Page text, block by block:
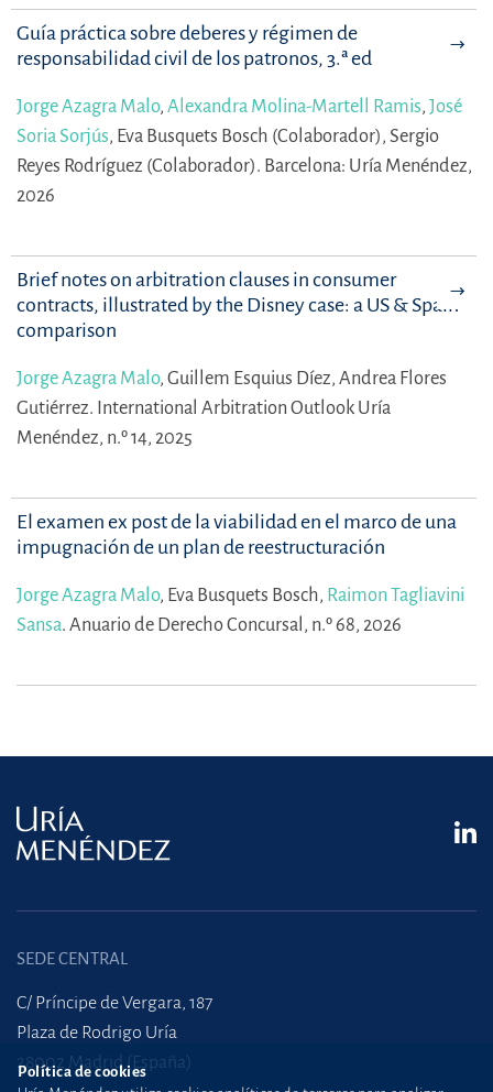
Guía práctica sobre deberes y régimen de
responsabilidad civil de los patronos, 3.ª ed
Jorge Azagra Malo, Alexandra Molina-Martell Ramis, José
Soria Sorjús, Eva Busquets Bosch (Colaborador), Sergio
Reyes Rodríguez (Colaborador). Barcelona: Uría Menéndez,
2026
Brief notes on arbitration clauses in consumer
contracts, illustrated by the Disney case: a US & Spain
comparison
Jorge Azagra Malo, Guillem Esquius Díez, Andrea Flores
Gutiérrez. International Arbitration Outlook Uría
Menéndez, n.º 14, 2025
El examen ex post de la viabilidad en el marco de una
impugnación de un plan de reestructuración
Jorge Azagra Malo, Eva Busquets Bosch, Raimon Tagliavini
Sansa. Anuario de Derecho Concursal, n.º 68, 2026
SEDE CENTRAL
C/ Príncipe de Vergara, 187
Plaza de Rodrigo Uría
28002 Madrid (España)
Política de cookies